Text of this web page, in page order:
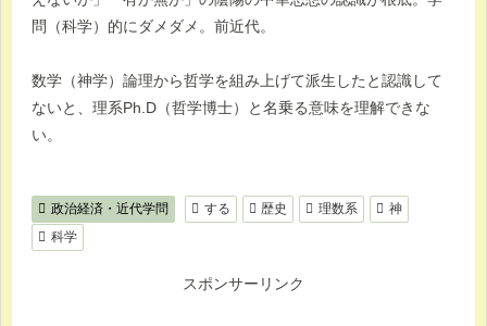
問（科学）的にダメダメ。前近代。
数学（神学）論理から哲学を組み上げて派生したと認識して
ないと、理系Ph.D（哲学博士）と名乗る意味を理解できな
い。
政治経済・近代学問 する 歴史 理数系
神
科学
スポンサーリンク